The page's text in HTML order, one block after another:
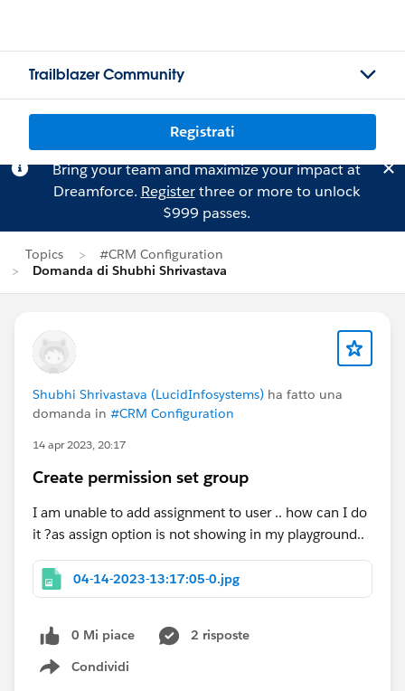
Trailblazer Community
Registrati
Bring your team and maximize your impact at
Dreamforce. Registerthree or more to unlock
$999 passes.
Topics
#CRM Configuration
Domanda di Shubhi Shrivastava
Shubhi Shrivastava (LucidInfosystems) ha fatto una
domanda in #CRM Configuration
14 apr 2023, 20:17
Create permission set group
I am unable to add assignment to user .. how can I do
it ?as assign option is not showing in my playground..
04-14-2023-13:17:05-0.jpg
0 Mi piace
2 risposte
Condividi
Show menu